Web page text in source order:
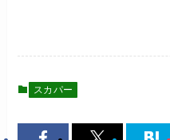
スカパー